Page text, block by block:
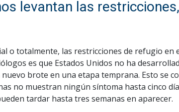
levantan las
o totalmente, las restricciones de refugio en
es que Estados Unidos no ha
brote en una etapa temprana. Esto se
no muestran ningún síntoma hasta cinco
tardar hasta tres semanas en aparecer.